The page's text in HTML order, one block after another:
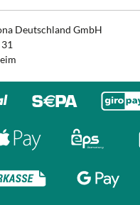
Deutschland GmbH